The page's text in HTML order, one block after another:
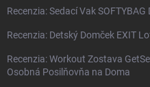
Recenzia: Sedací Vak
Recenzia: Detský Domček EXIT
Recenzia: Workout Zostava
Osobná Posilňovňa na Doma